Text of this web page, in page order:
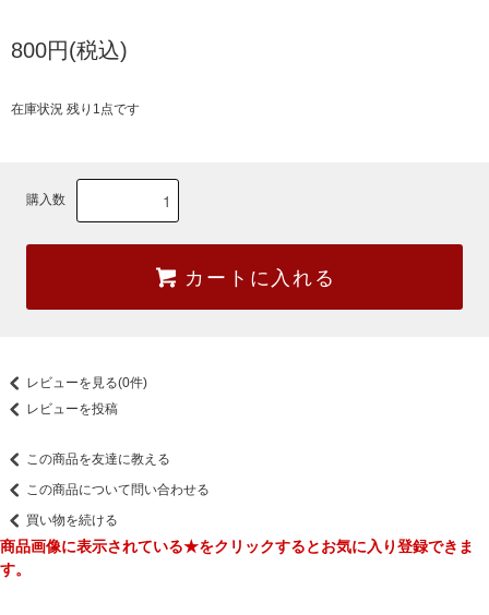
800円(税込)
在庫状況 残り1点です
購入数
カートに入れる
レビューを見る(0件)
レビューを投稿
この商品を友達に教える
この商品について問い合わせる
買い物を続ける
商品画像に表示されている★をクリックするとお気に入り登録できま
す。